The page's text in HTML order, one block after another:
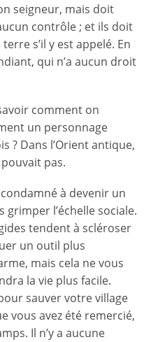
seigneur, mais doit
contrôle ; et ils doit
s’il y est appelé. En
qui n’a aucun droit
comment on
un personnage
? Dans l’Orient antique,
pas.
à devenir un
grimper l’échelle sociale.
tendent à scléroser
un outil plus
mais cela ne vous
la vie plus facile.
sauver votre village
vous avez été remercié,
Il n’y a aucune